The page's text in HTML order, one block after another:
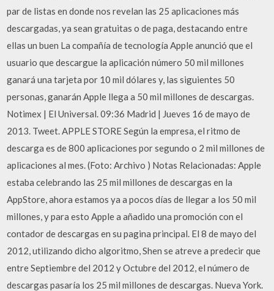
par de listas en donde nos revelan las 25 aplicaciones más
descargadas, ya sean gratuitas o de paga, destacando entre
ellas un buen La compañía de tecnología Apple anunció que el
usuario que descargue la aplicación número 50 mil millones
ganará una tarjeta por 10 mil dólares y, las siguientes 50
personas, ganarán Apple llega a 50 mil millones de descargas.
Notimex | El Universal. 09:36 Madrid | Jueves 16 de mayo de
2013. Tweet. APPLE STORE Según la empresa, el ritmo de
descarga es de 800 aplicaciones por segundo o 2 mil millones de
aplicaciones al mes. (Foto: Archivo ) Notas Relacionadas: Apple
estaba celebrando las 25 mil millones de descargas en la
AppStore, ahora estamos ya a pocos días de llegar a los 50 mil
millones, y para esto Apple a añadido una promoción con el
contador de descargas en su pagina principal. El 8 de mayo del
2012, utilizando dicho algoritmo, Shen se atreve a predecir que
entre Septiembre del 2012 y Octubre del 2012, el número de
descargas pasaría los 25 mil millones de descargas. Nueva York.